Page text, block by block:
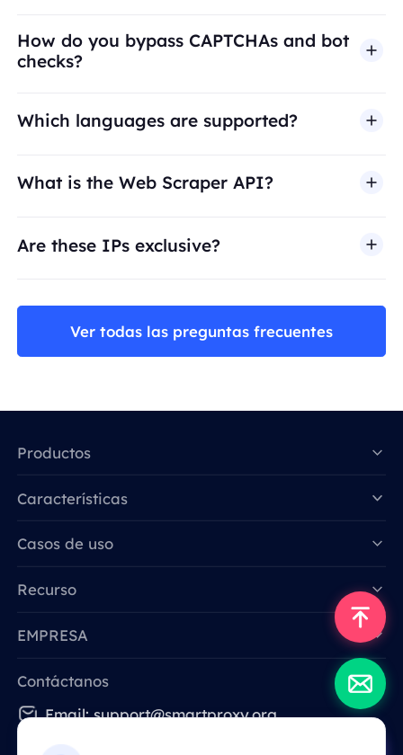
How do you bypass CAPTCHAs and bot
checks?
Which languages are supported?
What is the Web Scraper API?
Are these IPs exclusive?
Ver todas las preguntas frecuentes
Productos
Características
Casos de uso
Recurso
EMPRESA
Contáctanos
Email: support@smartproxy.org